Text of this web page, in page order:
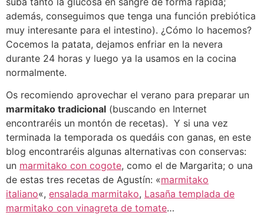
además, conseguimos que tenga una función prebiótica
muy interesante para el intestino). ¿Cómo lo hacemos?
Cocemos la patata, dejamos enfriar en la nevera
durante 24 horas y luego ya la usamos en la cocina
normalmente.
Os recomiendo aprovechar el verano para preparar un
marmitako tradicional (buscando en Internet
encontraréis un montón de recetas). Y si una vez
terminada la temporada os quedáis con ganas, en este
blog encontraréis algunas alternativas con conservas:
un marmitako con cogote, como el de Margarita; o una
de estas tres recetas de Agustín: «marmitako
italiano«, ensalada marmitako, Lasaña templada de
marmitako con vinagreta de tomate…